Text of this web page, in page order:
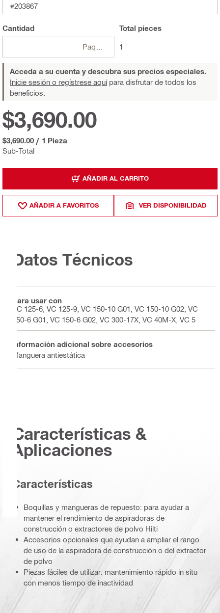
#203867
Cantidad Total pieces
1
Acceda a su cuenta y descubra sus precios especiales.
Inicie sesión o regístrese aquípara disfrutar de todos los
beneficios.
Sub-Total
$3,690.00
$3,690.00 / 1 Pieza
AÑADIR AL CARRITO
AÑADIR A FAVORITOS VER DISPONIBILIDAD
Datos Técnicos
Para usar con
VC 125-6, VC 125-9, VC 150-10 G01, VC 150-10 G02, VC
150-6 G01, VC 150-6 G02, VC 300-17X, VC 40M-X, VC 5
Información adicional sobre accesorios
Manguera antiestática
Características &
Aplicaciones
Características
Boquillas y mangueras de repuesto: para ayudar a
mantener el rendimiento de aspiradoras de
construcción o extractores de polvo Hilti
Accesorios opcionales que ayudan a ampliar el rango
de uso de la aspiradora de construcción o del extractor
de polvo
Piezas fáciles de utilizar: mantenimiento rápido in situ
con menos tiempo de inactividad